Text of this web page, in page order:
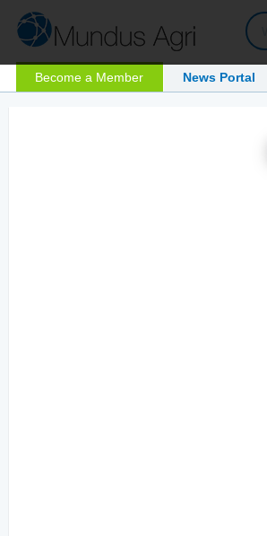
Become a Member News Portal